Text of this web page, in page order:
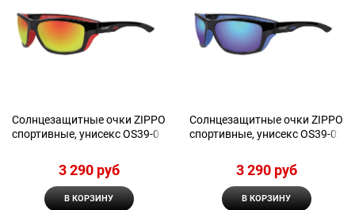
Солнцезащитные очки ZIPPO
спортивные, унисекс OS39-01
3 290 руб
В КОРЗИНУ
Солнцезащитные очки ZIPPO
спортивные, унисекс OS39-02
3 290 руб
В КОРЗИНУ